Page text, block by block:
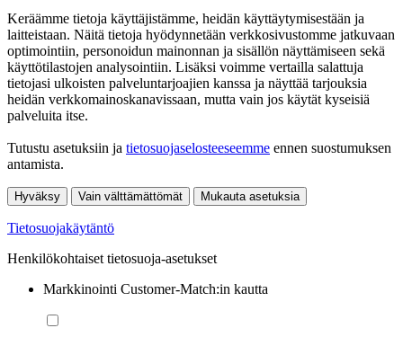
Keräämme tietoja käyttäjistämme, heidän käyttäytymisestään ja
laitteistaan. Näitä tietoja hyödynnetään verkkosivustomme jatkuvaan
optimointiin, personoidun mainonnan ja sisällön näyttämiseen sekä
käyttötilastojen analysointiin. Lisäksi voimme vertailla salattuja
tietojasi ulkoisten palveluntarjoajien kanssa ja näyttää tarjouksia
heidän verkkomainoskanavissaan, mutta vain jos käytät kyseisiä
palveluita itse.
Tutustu asetuksiin ja tietosuojaselosteeseemme ennen suostumuksen
antamista.
Hyväksy Vain välttämättömät Mukauta asetuksia
Tietosuojakäytäntö
Henkilökohtaiset tietosuoja-asetukset
Markkinointi Customer-Match:in kautta